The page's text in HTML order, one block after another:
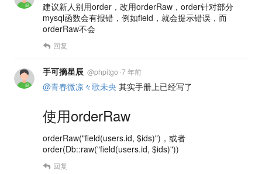
建议新人别用order，改用orderRaw，order针对部分
mysql函数会有报错，例如field，就会提示错误，而
orderRaw不会
回复
手可摘星辰 @phpitgo ·7 年前
@青春微凉々歌未央 其实手册上已经写了
使用orderRaw
orderRaw("field(users.id, $ids)")，或者
order(Db::raw("field(users.id, $ids)"))
回复